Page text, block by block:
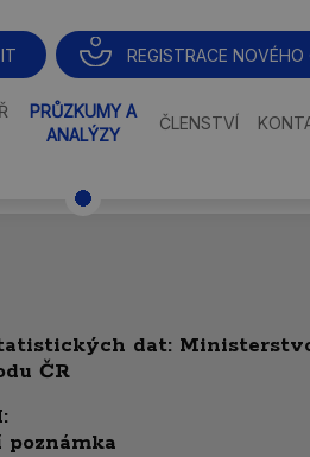
REGISTRACE NOVÉHO
PRŮZKUMY A
ANALÝZY
ČLENSTVÍ
dat:
ČR